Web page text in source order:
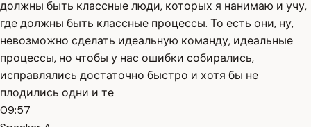
должны быть классные люди, которых я нанимаю и учу,
где должны быть классные процессы. То есть они, ну,
невозможно сделать идеальную команду, идеальные
процессы, но чтобы у нас ошибки собирались,
исправлялись достаточно быстро и хотя бы не
плодились одни и те
09:57